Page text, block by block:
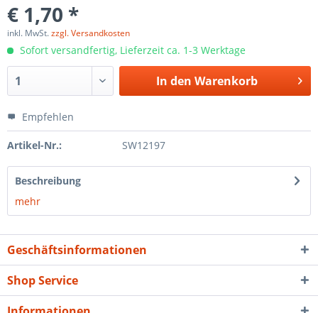
€ 1,70 *
inkl. MwSt.zzgl. Versandkosten
Sofort versandfertig, Lieferzeit ca. 1-3 Werktage
In den Warenkorb
Empfehlen
Artikel-Nr.: SW12197
Beschreibung
mehr
Geschäftsinformationen
Shop Service